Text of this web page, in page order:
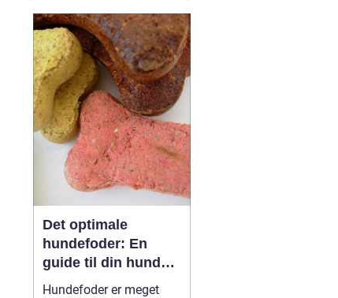
dybtgående bånd
mellem ejer og kæledyr.
Det går langt ud over de
grundlæ...
Det optimale
hundefoder: En
guide til din hunds
ernæring
Hundefoder er meget